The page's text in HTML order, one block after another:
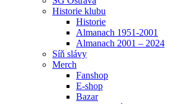
Historie klubu
Historie
Almanach 1951-2001
Almanach 2001 – 2024
Síň slávy
Merch
Fanshop
E-shop
Bazar